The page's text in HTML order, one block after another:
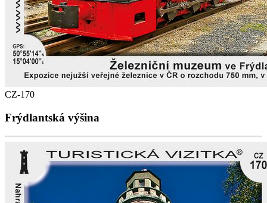
CZ-170
Frýdlantská výšina